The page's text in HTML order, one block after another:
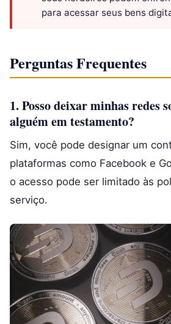
para acessar seus bens
Perguntas Frequentes
1. Posso deixar minhas redes
alguém em testamento?
Sim, você pode designar um
plataformas como Facebook e
o acesso pode ser limitado às
serviço.